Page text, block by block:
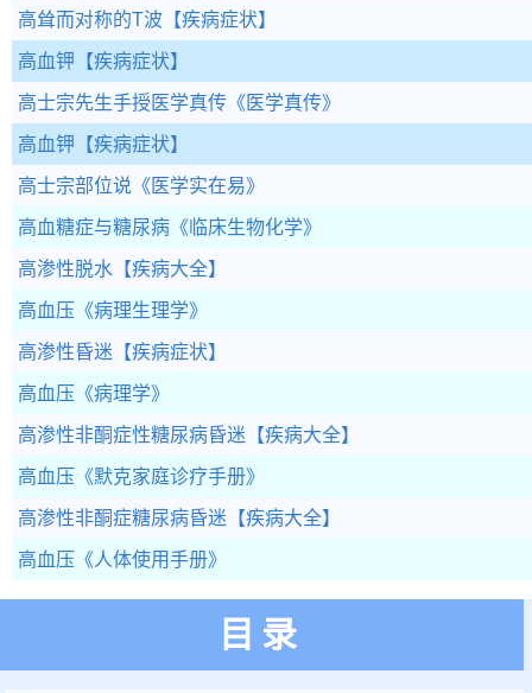
高耸而对称的T波 【疾病症状】
高血钾 【疾病症状】
高士宗先生手授医学真传 《医学真传》
高血钾 【疾病症状】
高士宗部位说 《医学实在易》
高血糖症与糖尿病 《临床生物化学》
高渗性脱水 【疾病大全】
高血压 《病理生理学》
高渗性昏迷 【疾病症状】
高血压 《病理学》
高渗性非酮症性糖尿病昏迷 【疾病大全】
高血压 《默克家庭诊疗手册》
高渗性非酮症糖尿病昏迷 【疾病大全】
高血压 《人体使用手册》
目录